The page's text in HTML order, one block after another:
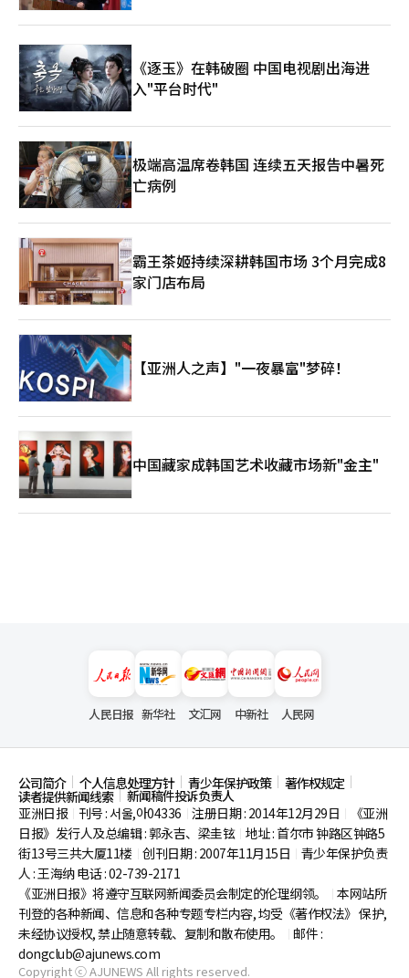
《逐玉》在韩破圈 中国电视剧出海进
入"平台时代"
极端高温席卷韩国 连续五天报告中暑死
亡病例
霸王茶姬持续深耕韩国市场 3个月完成8
家门店布局
【亚洲人之声】"一夜暴富"梦碎！
中国藏家成韩国艺术收藏市场新"金主"
人民日报 新华社 文汇网 中新社 人民网
公司简介 个人信息处理方针 青少年保护政策 著作权规定
读者提供新闻线索
新闻稿件投诉负责人
亚洲日报
刊号 : 서울,아04336 注册日期 : 2014年12月29日
《亚洲
日报》发行人及总编辑 : 郭永吉、梁圭铉 地址 : 首尔市钟路区钟路5
街13号三共大厦11楼 创刊日期 : 2007年11月15日
青少年保护负责
人 : 王海纳 电话 : 02-739-2171
《亚洲日报》将遵守互联网新闻委员会制定的伦理纲领。
本网站所
刊登的各种新闻、信息和各种专题专栏内容, 均受《著作权法》 保护,
未经协议授权, 禁止随意转载、复制和散布使用。
邮件 :
dongclub@ajunews.com
Copyright ⓒ AJUNEWS All rights reserved.